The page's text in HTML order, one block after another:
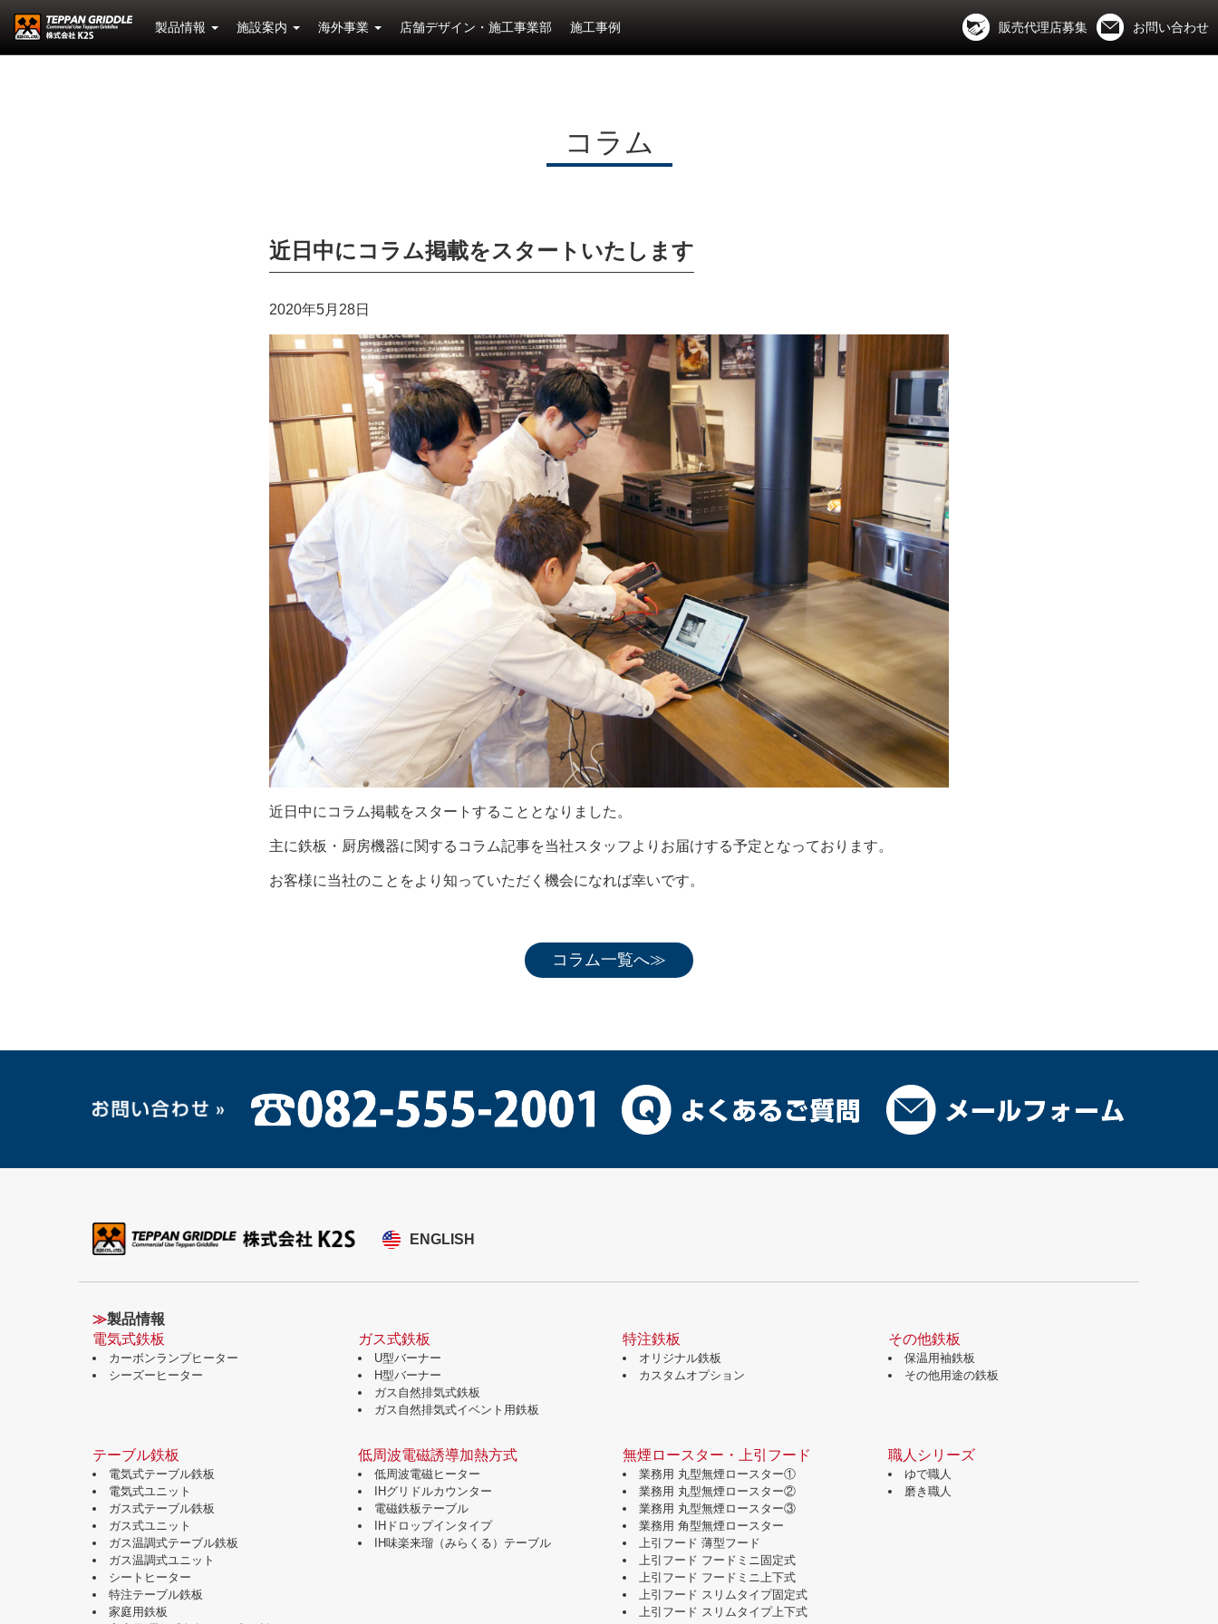
製品情報 施設案内 海外事業 店舗デザイン・施工事業部 施工事例 販売代理店募集 お問い合わせ
コラム
近日中にコラム掲載をスタートいたします
2020年5月28日
近日中にコラム掲載をスタートすることとなりました。
主に鉄板・厨房機器に関するコラム記事を当社スタッフよりお届けする予定となっております。
お客様に当社のことをより知っていただく機会になれば幸いです。
コラム一覧へ≫
ENGLISH
≫製品情報
電気式鉄板
カーボンランプヒーター
シーズーヒーター
ガス式鉄板
U型バーナー
H型バーナー
ガス自然排気式鉄板
ガス自然排気式イベント用鉄板
特注鉄板
オリジナル鉄板
カスタムオプション
その他鉄板
保温用袖鉄板
その他用途の鉄板
テーブル鉄板
電気式テーブル鉄板
電気式ユニット
ガス式テーブル鉄板
ガス式ユニット
ガス温調式テーブル鉄板
ガス温調式ユニット
シートヒーター
特注テーブル鉄板
家庭用鉄板
低周波電磁誘導加熱方式
低周波電磁ヒーター
IHグリドルカウンター
電磁鉄板テーブル
IHドロップインタイプ
IH味楽来瑠（みらくる）テーブル
無煙ロースター・上引フード
業務用 丸型無煙ロースター①
業務用 丸型無煙ロースター②
業務用 丸型無煙ロースター③
業務用 角型無煙ロースター
上引フード 薄型フード
上引フード フードミニ固定式
上引フード フードミニ上下式
上引フード スリムタイプ固定式
上引フード スリムタイプ上下式
職人シリーズ
ゆで職人
磨き職人